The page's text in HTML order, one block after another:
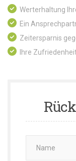
Werterhaltung
Ein
Zeitersparnis
Ihre